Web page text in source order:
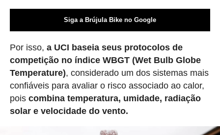
Siga a Brújula Bike no Google
Por isso, a UCI baseia seus protocolos de
competição no índice WBGT (Wet Bulb Globe
Temperature), considerado um dos sistemas mais
confiáveis para avaliar o risco associado ao calor,
pois combina temperatura, umidade, radiação
solar e velocidade do vento.